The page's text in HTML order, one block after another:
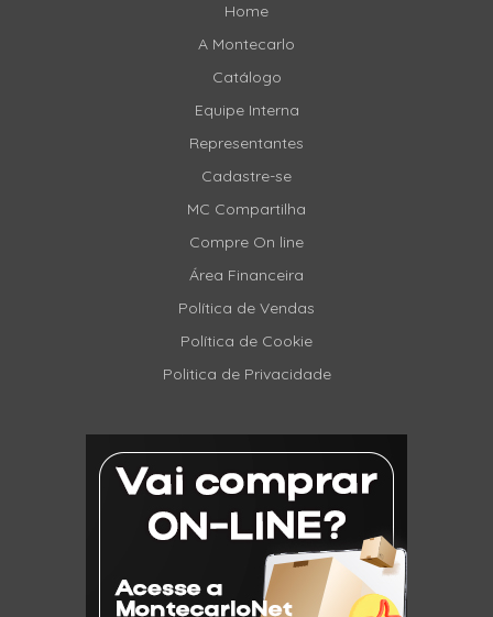
Home
A Montecarlo
Catálogo
Equipe Interna
Representantes
Cadastre-se
MC Compartilha
Compre On line
Área Financeira
Política de Vendas
Política de Cookie
Politica de Privacidade